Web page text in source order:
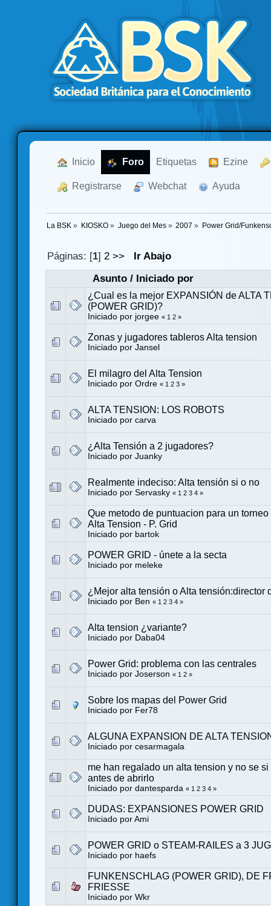
Inicio Foro Etiquetas Ezine
Registrarse Webchat Ayuda
La BSK » KIOSKO» Juego del Mes» 2007 » Power Grid/
Páginas: [1]2 >>
Ir Abajo
Asunto/ Iniciado por
¿Cual es la mejor EXPANSIÓN de ALTA
(POWER GRID)?
Iniciado por jorgee « 1 2 »
Zonas y jugadores tableros Alta tension
Iniciado por Jansel
El milagro del Alta Tension
Iniciado por Ordre « 1 2 3 »
ALTA TENSION: LOS ROBOTS
Iniciado por carva
¿Alta Tensión a 2 jugadores?
Iniciado por Juanky
Realmente indeciso: Alta tensión si o no
Iniciado por Servasky « 1 2 3 4 »
Que metodo de puntuacion para un
Alta Tension - P. Grid
Iniciado por bartok
POWER GRID - únete a la secta
Iniciado por meleke
¿Mejor alta tensión o Alta tensión:director
Iniciado por Ben « 1 2 3 4 »
Alta tension ¿variante?
Iniciado por Daba04
Power Grid: problema con las centrales
Iniciado por Joserson « 1 2 »
Sobre los mapas del Power Grid
Iniciado por Fer78
ALGUNA EXPANSION DE ALTA
Iniciado por cesarmagala
me han regalado un alta tension y no se
antes de abrirlo
Iniciado por dantesparda « 1 2 3 4 »
DUDAS: EXPANSIONES POWER GRID
Iniciado por Ami
POWER GRID o STEAM-RAILES a 3
Iniciado por haefs
FUNKENSCHLAG (POWER GRID), DE
FRIESSE
Iniciado por Wkr